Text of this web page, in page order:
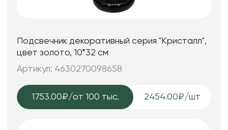
Подсвечник декоративный серия "Кристалл",
цвет золото, 10*32 см
Артикул: 4630270098658
1753.00₽/от 100 тыс. 2454.00₽/шт